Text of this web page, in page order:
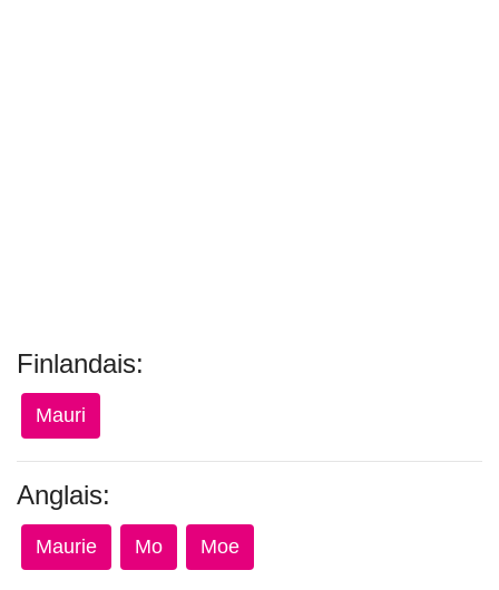
Finlandais:
Mauri
Anglais:
Maurie Mo Moe